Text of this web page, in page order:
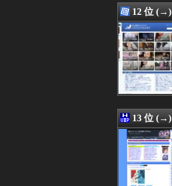
08/06 20:10
08/06 20:10
08/06 20:10
08/06 20:10
08/06 20:10
08/06 20:10
08/06 20:09
08/06 20:09
08/06 20:09
08/06 20:08
08/06 20:08
08/06 20:06
08/06 20:06
08/06 20:05
08/06 20:05
08/06 20:05
12 位 (→)
13 位 (→)